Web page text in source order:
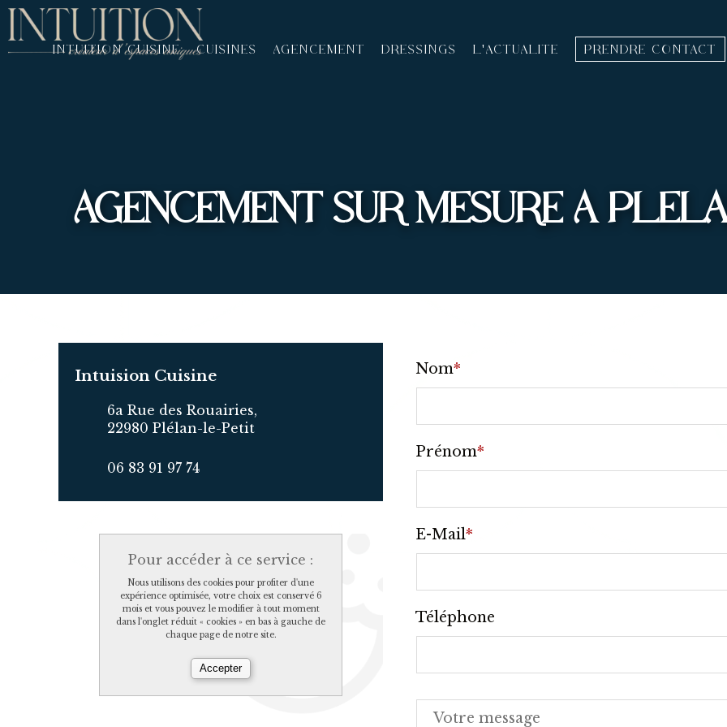
INTUITION CUISINE CUISINES AGENCEMENT DRESSINGS L'ACTUALITÉ PRENDRE CONTACT
AGENCEMENT SUR MESURE À
Intuision Cuisine
6a Rue des Rouairies,
22980 Plélan-le-Petit
06 83 91 97 74
Pour accéder à ce service :
Nous utilisons des cookies pour profiter d'une
expérience optimisée, votre choix est conservé 6
mois et vous pouvez le modifier à tout moment
dans l'onglet réduit « cookies » en bas à gauche de
chaque page de notre site.
Nom*
Prénom*
E-Mail*
Téléphone